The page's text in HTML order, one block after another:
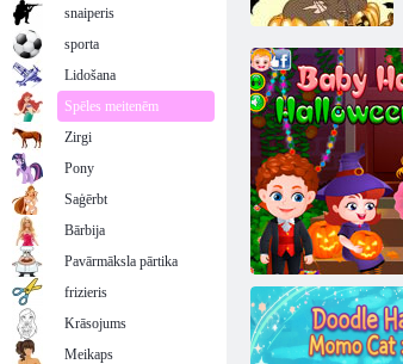
snaiperis
sporta
Lidošana
Spēles meitenēm
Zirgi
Pony
Saģērbt
Bārbija
Pavārmāksla pārtika
frizieris
Krāsojums
Meikaps